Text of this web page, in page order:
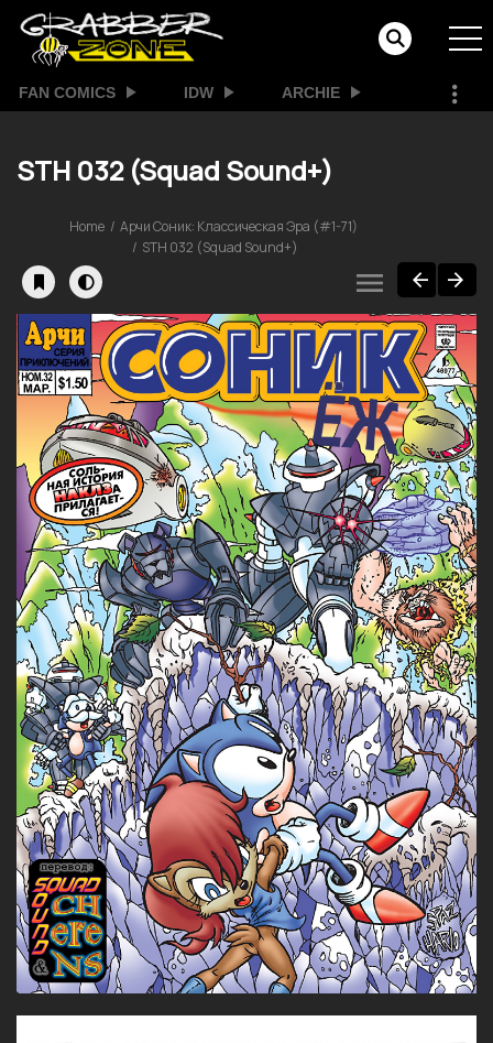
FAN COMICS IDW ARCHIE
STH 032 (Squad Sound+)
Home
Арчи Соник: Классическая Эра (#1-71)
STH 032 (Squad Sound+)